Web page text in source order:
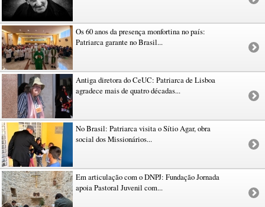
Os 60 anos da presença monfortina no país:
Patriarca garante no Brasil...
Antiga diretora do CeUC: Patriarca de Lisboa
agradece mais de quatro décadas...
No Brasil: Patriarca visita o Sítio Agar, obra
social dos Missionários...
Em articulação com o DNPJ: Fundação Jornada
apoia Pastoral Juvenil com...